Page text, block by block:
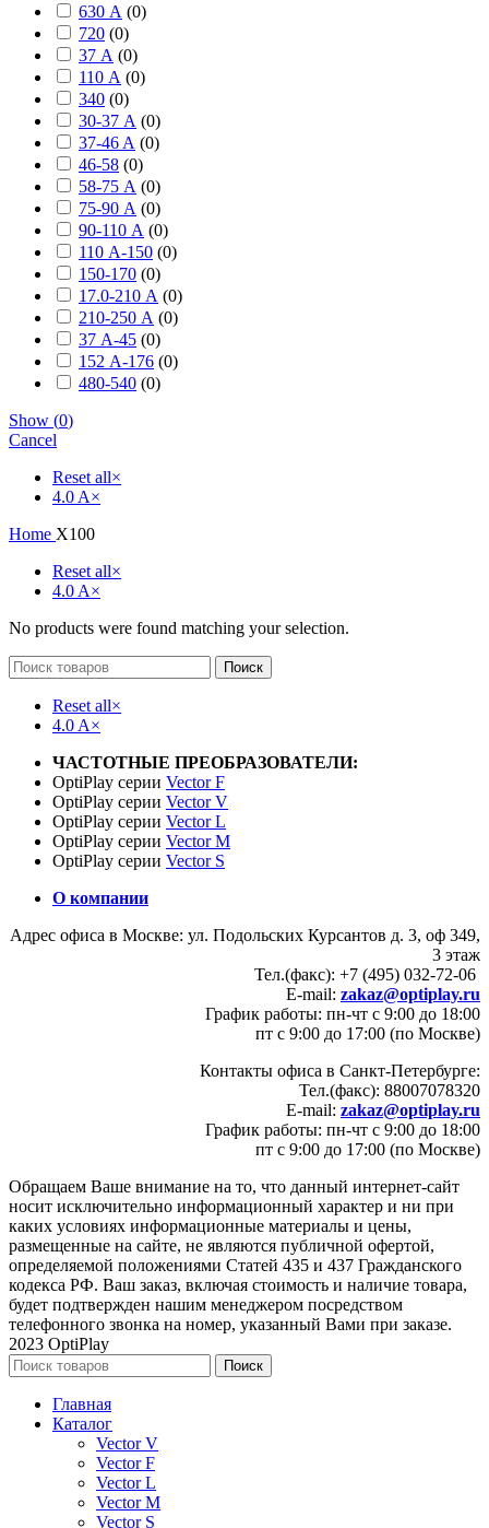
630 А (0)
720 (0)
37 А (0)
110 А (0)
340 (0)
30-37 А (0)
37-46 A (0)
46-58 (0)
58-75 А (0)
75-90 А (0)
90-110 А (0)
110 А-150 (0)
150-170 (0)
17.0-210 А (0)
210-250 А (0)
37 А-45 (0)
152 А-176 (0)
480-540 (0)
Show (0)
Cancel
Reset all×
4.0 A×
Home X100
Reset all×
4.0 A×
No products were found matching your selection.
Поиск
Reset all×
4.0 A×
ЧАСТОТНЫЕ ПРЕОБРАЗОВАТЕЛИ:
OptiPlay серии Vector F
OptiPlay серии Vector V
OptiPlay серии Vector L
OptiPlay серии Vector M
OptiPlay серии Vector S
О компании
Адрес офиса в Москве: ул. Подольских Курсантов д. 3, оф 349,
3 этаж
Тел.(факс): +7 (495) 032-72-06
E-mail: zakaz@optiplay.ru
График работы: пн-чт с 9:00 до 18:00
пт с 9:00 до 17:00 (по Москве)
Контакты офиса в Санкт-Петербурге:
Тел.(факс): 88007078320
E-mail: zakaz@optiplay.ru
График работы: пн-чт с 9:00 до 18:00
пт с 9:00 до 17:00 (по Москве)
Обращаем Ваше внимание на то, что данный интернет-сайт
носит исключительно информационный характер и ни при
каких условиях информационные материалы и цены,
размещенные на сайте, не являются публичной офертой,
определяемой положениями Статей 435 и 437 Гражданского
кодекса РФ. Ваш заказ, включая стоимость и наличие товара,
будет подтвержден нашим менеджером посредством
телефонного звонка на номер, указанный Вами при заказе.
2023 OptiPlay
Поиск
Главная
Каталог
Vector V
Vector F
Vector L
Vector M
Vector S